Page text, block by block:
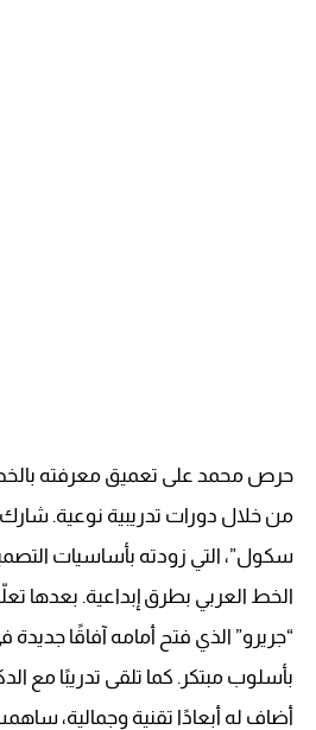
حرص محمد على تعميق معرفته بالخط
من خلال دورات تدريبية نوعية.
سكول”، التي زودته بأساسيات
الخط العربي بطرق إبداعية. بعدها
“جريرو” الذي فتح أمامه آفاقًا جديدة
بأسلوب مبتكر. كما تلقى تدريبًا مع
أضاف له أبعادًا تقنية وجمالية،